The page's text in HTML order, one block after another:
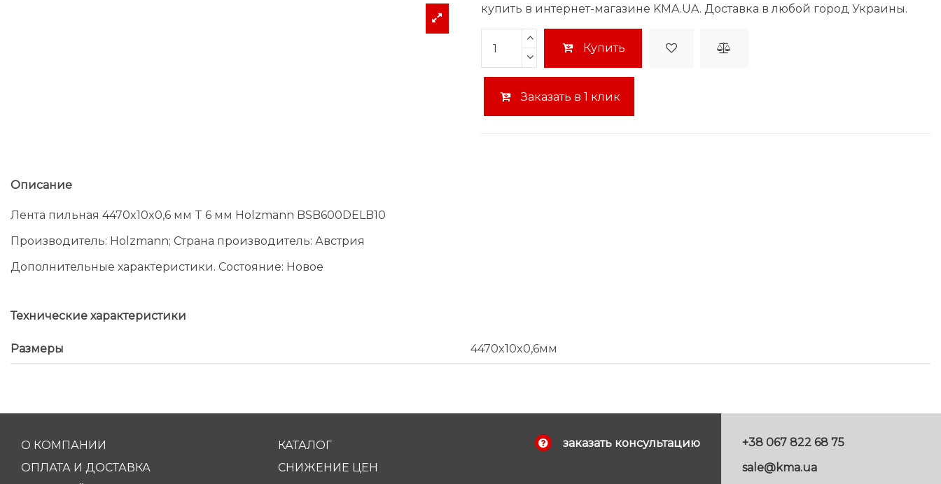
купить в интернет-магазине KMA.UA. Доставка в любой город Украины.
Купить
Заказать в 1 клик
Описание
Лента пильная 4470x10x0,6 мм T 6 мм Holzmann BSB600DELB10
Производитель: Holzmann; Страна производитель: Австрия
Дополнительные характеристики. Состояние: Новое
Технические характеристики
Размеры 4470x10x0,6мм
О КОМПАНИИ
ОПЛАТА И ДОСТАВКА
КАТАЛОГ
СНИЖЕНИЕ ЦЕН
заказать консультацию
+38 067 822 68 75
sale@kma.ua